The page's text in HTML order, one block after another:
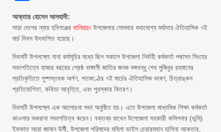
আক্তার হোসেন আলহাদী:
সারা দেশের ন্যায় হবিগঞ্জের বানিয়াচং উপজেলায় সোমবার যথাযোগ্য মর্যাদায় ঐতিহাসিক ৭ই
মার্চ দিবস উদযাপিত হয়েছে।
দিবসটি উপলক্ষ্যে নানা কর্মসূচির মধ্যে ছিল সকালে উপজেলা নির্বাহী কর্মকর্তা পদ্মাসন সিংহের
সভাপতিত্বে হাজার বছরের শ্রেষ্ঠ বাঙ্গালী জাতির জনক বঙ্গবন্ধু শেখ মুজিবুর রহমানের
প্রতিকৃতিতে পুষ্পস্তবক অর্পণ, শতকণ্ঠের ৭ই মার্চের ঐতিহাসিক ভাষণ, চিত্রাঙ্কন
প্রতিযোগিতা, কবিতা আবৃত্তি, এবং পুরস্কার বিতরণ।
দিবসটি উপলক্ষ্যে এক আলোচনা সভা অনুষ্ঠিত হয়। এতে উপজেলা মাধ্যমিক শিক্ষা কর্মকর্তা
কাওসার শুকরানা সভাপতিত্ব করেন। বক্তব্য রাখেন উপেজেলা সহকারী কমিশনার (ভূমি)
ইফফাত আরা জামান উর্মী, উপজেলা পরিষদের মহিলা ভাইস চেয়ারম্যান হাসিনা আক্তার,